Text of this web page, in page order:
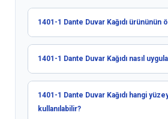
1401-1 Dante Duvar Kağıdı
1401-1 Dante Duvar Kağıdı nasıl
1401-1 Dante Duvar Kağıdı hangi
kullanılabilir?